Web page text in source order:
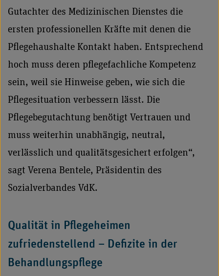
Gutachter des Medizinischen Dienstes die
ersten professionellen Kräfte mit denen die
Pflegehaushalte Kontakt haben. Entsprechend
hoch muss deren pflegefachliche Kompetenz
sein, weil sie Hinweise geben, wie sich die
Pflegesituation verbessern lässt. Die
Pflegebegutachtung benötigt Vertrauen und
muss weiterhin unabhängig, neutral,
verlässlich und qualitätsgesichert erfolgen“,
sagt Verena Bentele, Präsidentin des
Sozialverbandes VdK.
Qualität in Pflegeheimen
zufriedenstellend – Defizite in der
Behandlungspflege